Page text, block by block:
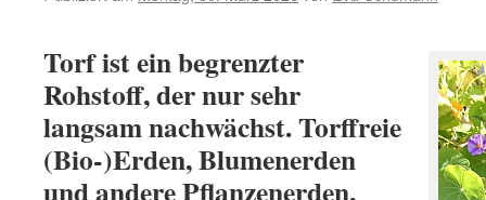
Torf ist ein begrenzter
Rohstoff, der nur sehr
langsam nachwächst. Torffreie
(Bio-)Erden, Blumenerden
und andere Pflanzenerden,